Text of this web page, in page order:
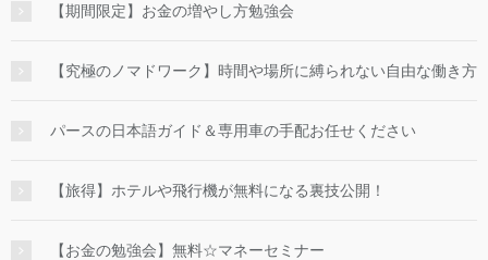
【期間限定】お金の増やし方勉強会
【究極のノマドワーク】時間や場所に縛られない自由な働き方
パースの日本語ガイド＆専用車の手配お任せください
【旅得】ホテルや飛行機が無料になる裏技公開！
【お金の勉強会】無料☆マネーセミナー